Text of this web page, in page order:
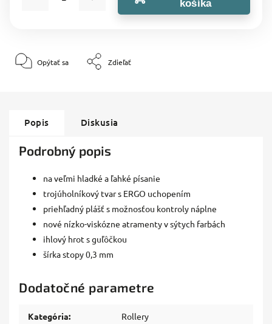
košíka
Opýtať sa Zdieľať
Popis Diskusia
Podrobný popis
na veľmi hladké a ľahké písanie
trojúholníkový tvar s ERGO uchopením
priehľadný plášť s možnosťou kontroly náplne
nové nízko-viskózne atramenty v sýtych farbách
ihlový hrot s guľôčkou
šírka stopy 0,3 mm
Dodatočné parametre
Kategória: Rollery